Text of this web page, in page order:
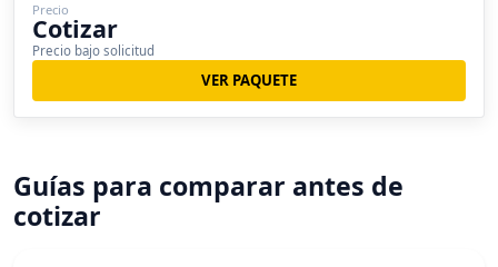
Precio
Cotizar
Precio bajo solicitud
VER PAQUETE
Guías para comparar antes de
cotizar